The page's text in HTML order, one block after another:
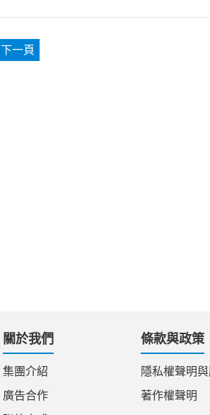
下一頁
關於我們
集團介紹
廣告合作
條款與政策
隱私權聲明
著作權聲明